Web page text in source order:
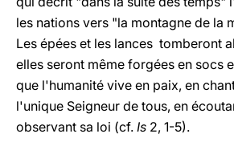
les nations vers "la montagne de la
Les épées et les lances tomberont
elles seront même forgées en socs
que l'humanité vive en paix, en
l'unique Seigneur de tous, en
observant sa loi (cf. Is 2, 1-5).